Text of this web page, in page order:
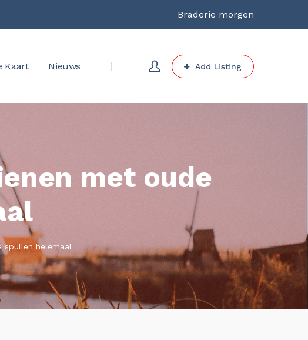
Braderie morgen
Kaart Nieuws Add Listing
met oude
spullen helemaal